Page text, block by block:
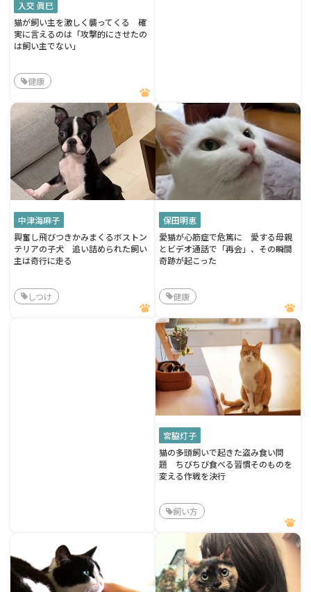
入交 眞巳
猫が飼い主を激しく襲ってくる 確
実に言えるのは「攻撃的にさせたの
は飼い主でない」
健康
中津海麻子
興奮し飛びつきかみまくるボストン
テリアの子犬 追い詰められた飼い
主は奇行に走る
しつけ
保田明恵
愛猫が心筋症で危篤に 愛する母親
とビデオ通話で「再会」、その瞬間
奇跡が起こった
健康
宮脇灯子
猫の多頭飼いで起きた盗み食い問
題 ちびちび食べる習慣そのものを
変える作戦を決行
飼い方